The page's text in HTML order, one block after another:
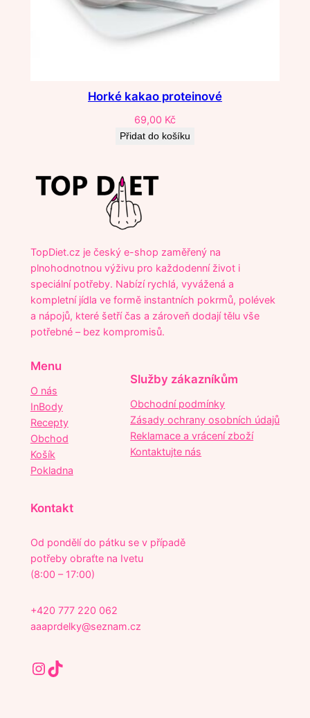
Horké kakao proteinové
69,00 Kč
Přidat do košíku
TopDiet.cz je český e-shop zaměřený na
plnohodnotnou výživu pro každodenní život i
speciální potřeby. Nabízí rychlá, vyvážená a
kompletní jídla ve formě instantních pokrmů, polévek
a nápojů, které šetří čas a zároveň dodají tělu vše
potřebné – bez kompromisů.
Menu
O nás
InBody
Recepty
Obchod
Košík
Pokladna
Služby zákazníkům
Obchodní podmínky
Zásady ochrany osobních údajů
Reklamace a vrácení zboží
Kontaktujte nás
Kontakt
Od pondělí do pátku se v případě
potřeby obraťte na Ivetu
(8:00 – 17:00)
+420 777 220 062
aaaprdelky@seznam.cz
InstagramTikTok